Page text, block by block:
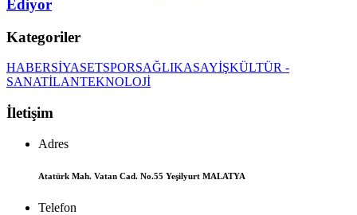
Ediyor
Kategoriler
HABERSİYASETSPORSAĞLIKASAYİŞKÜLTÜR -
SANATİLANTEKNOLOJİ
İletişim
Adres
Atatürk Mah. Vatan Cad. No.55 Yeşilyurt MALATYA
Telefon